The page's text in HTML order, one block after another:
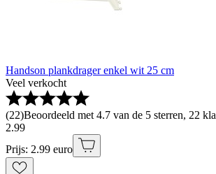
Handson plankdrager enkel wit 25 cm
Veel verkocht
(22)Beoordeeld met 4.7 van de 5 sterren, 22
2.99
Prijs: 2.99 euro